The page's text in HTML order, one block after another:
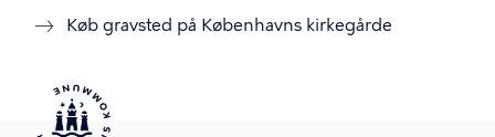
Køb gravsted på Københavns kirkegårde